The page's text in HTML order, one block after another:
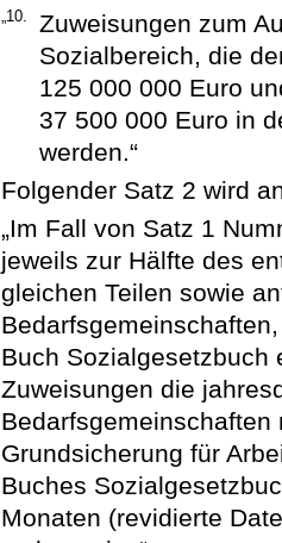
„10.
Zuweisungen zum
Sozialbereich, die
125 000 000 Euro
37 500 000 Euro in
werden.“
Folgender Satz 2 wird
„Im Fall von Satz 1
jeweils zur Hälfte des
gleichen Teilen sowie
Buch Sozialgesetzbuch
Zuweisungen die
Grundsicherung für
Buches
Monaten (revidierte